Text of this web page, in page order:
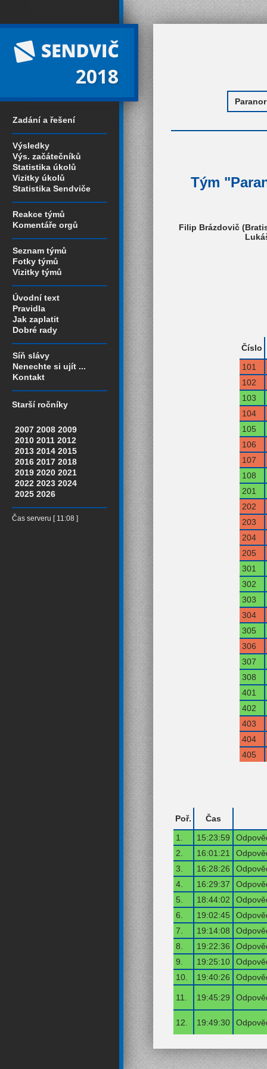
2018
Zadání a řešení
Výsledky
Výs. začátečníků
Statistika úkolů
Vizitky úkolů
Statistika Sendviče
Reakce týmů
Komentáře orgů
Seznam týmů
Fotky týmů
Vizitky týmů
Úvodní text
Pravidla
Jak zaplatit
Dobré rady
Síň slávy
Nenechte si ujít ...
Kontakt
Starší ročníky
2007 2008 2009
2010 2011 2012
2013 2014 2015
2016 2017 2018
2019 2020 2021
2022 2023 2024
2025 2026
Čas serveru [ 11:08 ]
Tým
Filip Brázdovič
Číslo
101
102
103
104
105
106
107
108
201
202
203
204
205
301
302
303
304
305
306
307
308
401
402
403
404
405
Poř.
Čas
1.
15:23:59
2.
16:01:21
3.
16:28:26
4.
16:29:37
5.
18:44:02
6.
19:02:45
7.
19:14:08
8.
19:22:36
9.
19:25:10
10.
19:40:26
11. 19:45:29
12. 19:49:30